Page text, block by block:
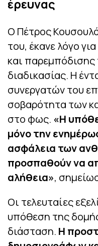
έρευνας
Ο Πέτρος
του, έκανε λόγο
και
διαδικασίας. Η
συνεργατών του
σοβαρότητα των
στο φως. «Η
μόνο την
ασφάλεια των
προσπαθούν να
αλήθεια»,
Οι τελευταίες
υπόθεση της
διάσταση. Η